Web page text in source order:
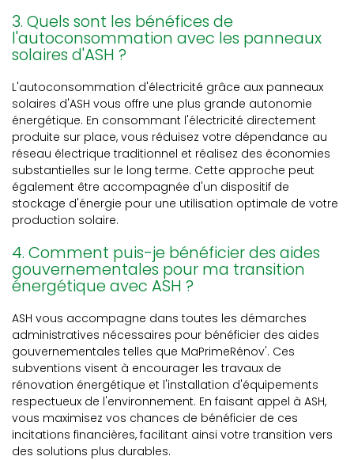
3. Quels sont les bénéfices de
l'autoconsommation avec les panneaux
solaires d'ASH ?
L'autoconsommation d'électricité grâce aux panneaux
solaires d'ASH vous offre une plus grande autonomie
énergétique. En consommant l'électricité directement
produite sur place, vous réduisez votre dépendance au
réseau électrique traditionnel et réalisez des économies
substantielles sur le long terme. Cette approche peut
également être accompagnée d'un dispositif de
stockage d'énergie pour une utilisation optimale de votre
production solaire.
4. Comment puis-je bénéficier des aides
gouvernementales pour ma transition
énergétique avec ASH ?
ASH vous accompagne dans toutes les démarches
administratives nécessaires pour bénéficier des aides
gouvernementales telles que MaPrimeRénov'. Ces
subventions visent à encourager les travaux de
rénovation énergétique et l'installation d'équipements
respectueux de l'environnement. En faisant appel à ASH,
vous maximisez vos chances de bénéficier de ces
incitations financières, facilitant ainsi votre transition vers
des solutions plus durables.